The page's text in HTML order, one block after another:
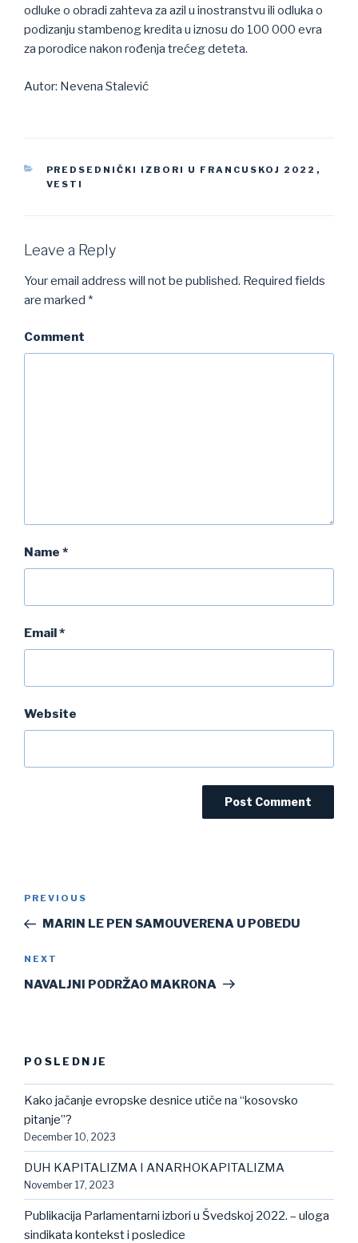
odluke o obradi zahteva za azil u inostranstvu ili odluka o
podizanju stambenog kredita u iznosu do 100 000 evra
za porodice nakon rođenja trećeg deteta.
Autor: Nevena Stalević
CATEGORIES
PREDSEDNIČKI IZBORI U FRANCUSKOJ 2022 ,
VESTI
Leave a Reply
Your email address will not be published. Required fields
are marked *
Comment
Name *
Email*
Website
Previous
Post
PREVIOUS
MARIN LE PEN SAMOUVERENA U POBEDU
Next
Post
NEXT
NAVALJNI PODRŽAO MAKRONA
POSLEDNJE
Kako jačanje evropske desnice utiče na “kosovsko
pitanje”?
December 10, 2023
DUH KAPITALIZMA I ANARHOKAPITALIZMA
November 17, 2023
Publikacija Parlamentarni izbori u Švedskoj 2022. – uloga
sindikata kontekst i posledice